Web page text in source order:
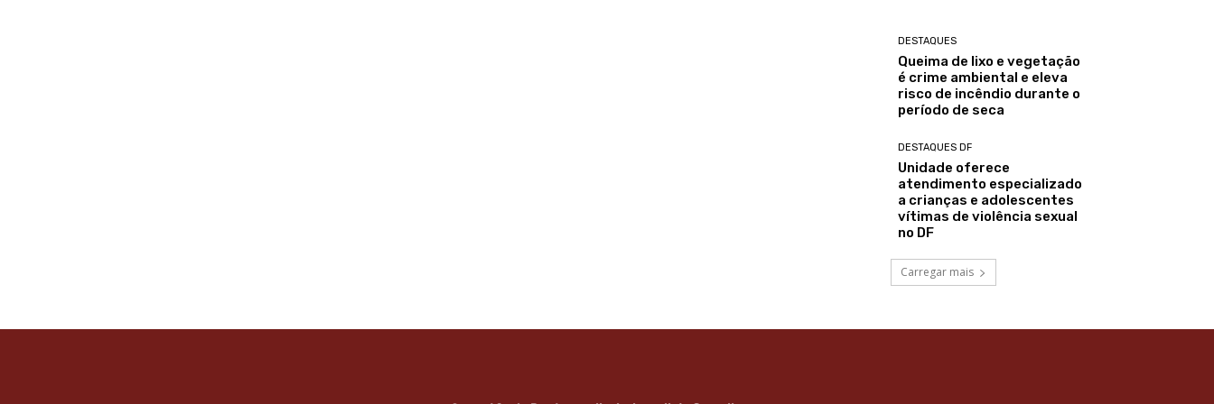
DESTAQUES
Queima de lixo e vegetação
é crime ambiental e eleva
risco de incêndio durante o
período de seca
DESTAQUES DF
Unidade oferece
atendimento especializado
a crianças e adolescentes
vítimas de violência sexual
no DF
Carregar mais